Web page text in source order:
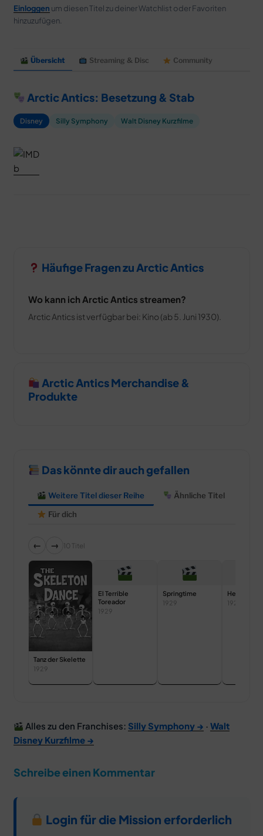
DEALS
Einloggen um diesen Titel zu deiner Watchlist oder Favoriten
hinzuzufügen.
Übersicht Streaming & Disc Community
Arctic Antics: Besetzung & Stab
Disney Silly Symphony Walt Disney Kurzfilme
Häufige Fragen zu Arctic Antics
Wo kann ich Arctic Antics streamen?
Arctic Antics ist verfügbar bei: Kino (ab 5. Juni 1930).
Arctic Antics Merchandise &
Produkte
Das könnte dir auch gefallen
Weitere Titel dieser Reihe
Ähnliche Titel
Für dich
← → 10 Titel
Tanz der Skelette
1929
El Terrible
Toreador
1929
Springtime
1929
Hell’s Bells
1929
Alles zu den Franchises: Silly Symphony → · Walt
Disney Kurzfilme →
Schreibe einen Kommentar
Login für die Mission erforderlich